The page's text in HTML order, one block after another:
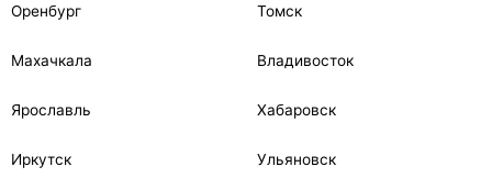
Оренбург Томск
Махачкала Владивосток
Ярославль Хабаровск
Иркутск Ульяновск